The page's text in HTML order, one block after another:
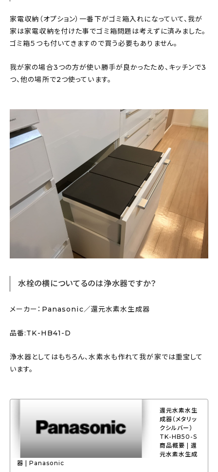
家電収納（オプション）一番下がゴミ箱入れになっていて、我が
家は家電収納を付けた事でゴミ箱問題は考えずに済みました。
ゴミ箱５つも付いてきますので買う必要もありません。
我が家の場合3つの方が使い勝手が良かったため、キッチンで3
つ、他の場所で2つ使っています。
水栓の横についてるのは浄水器ですか？
メーカー：Panasonic／還元水素水生成器
品番:TK-HB41-D
浄水器としてはもちろん、水素水も作れて我が家では重宝して
います。
還元水素水生
成器（メタリッ
クシルバー）
TK-HB50-S
商品概要 | 還
元水素水生成
器 | Panasonic